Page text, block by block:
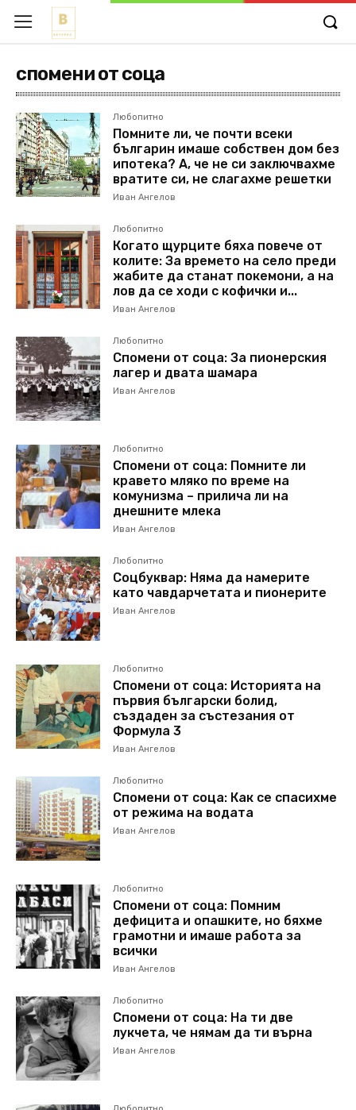
спомени от соца
Любопитно
Помните ли, че почти всеки
българин имаше собствен дом без
ипотека? А, че не си заключвахме
вратите си, не слагахме решетки
Иван Ангелов
Любопитно
Когато щурците бяха повече от
колите: За времето на село преди
жабите да станат покемони, а на
лов да се ходи с кофички и...
Иван Ангелов
Любопитно
Спомени от соца: За пионерския
лагер и двата шамара
Иван Ангелов
Любопитно
Спомени от соца: Помните ли
кравето мляко по време на
комунизма – прилича ли на
днешните млека
Иван Ангелов
Любопитно
Соцбуквар: Няма да намерите
като чавдарчетата и пионерите
Иван Ангелов
Любопитно
Спомени от соца: Историята на
първия български болид,
създаден за състезания от
Формула 3
Иван Ангелов
Любопитно
Спомени от соца: Как се спасихме
от режима на водата
Иван Ангелов
Любопитно
Спомени от соца: Помним
дефицита и опашките, но бяхме
грамотни и имаше работа за
всички
Иван Ангелов
Любопитно
Спомени от соца: На ти две
лукчета, че нямам да ти върна
Иван Ангелов